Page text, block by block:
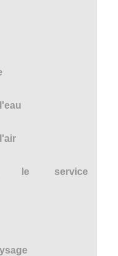
le service